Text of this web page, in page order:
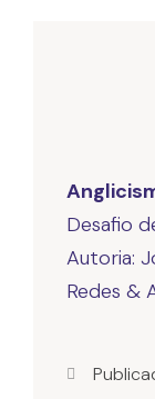
Desafio
Autoria:
Redes &